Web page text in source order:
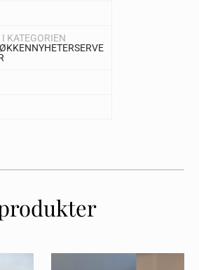
KATEGORIEN
NYHETERSERVE